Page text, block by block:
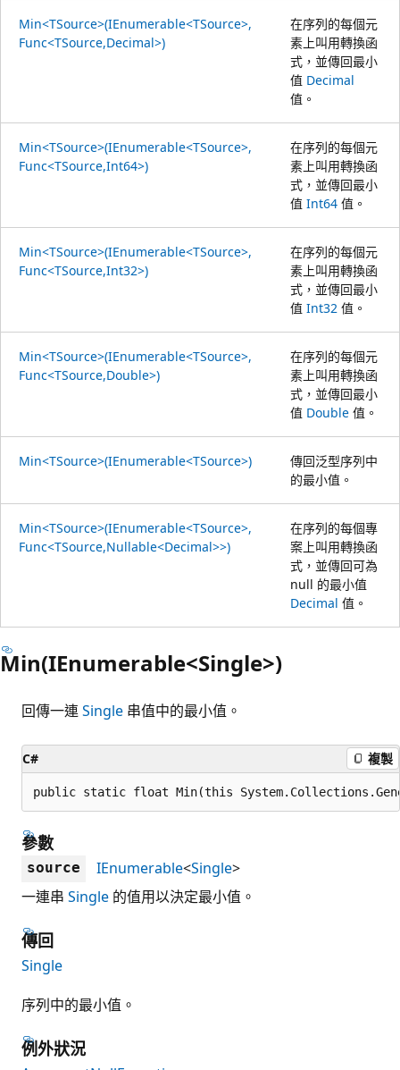
Min<TSource>(IEnumerable<TSource>,
Func<TSource,Decimal>)
在序列的每個元
素上叫用轉換函
式，並傳回最小
值 Decimal
值。
Min<TSource>(IEnumerable<TSource>,
Func<TSource,Int64>)
在序列的每個元
素上叫用轉換函
式，並傳回最小
值 Int64 值。
Min<TSource>(IEnumerable<TSource>,
Func<TSource,Int32>)
在序列的每個元
素上叫用轉換函
式，並傳回最小
值 Int32 值。
Min<TSource>(IEnumerable<TSource>,
Func<TSource,Double>)
在序列的每個元
素上叫用轉換函
式，並傳回最小
值 Double 值。
Min<TSource>(IEnumerable<TSource>)
傳回泛型序列中
的最小值。
Min<TSource>(IEnumerable<TSource>,
Func<TSource,Nullable<Decimal>>)
在序列的每個專
案上叫用轉換函
式，並傳回可為
null 的最小值
Decimal 值。
Min(IEnumerable<Single>)
回傳一連Single 串值中的最小值。
C# 複製
public static float Min(this
參數
source IEnumerable<Single>
一連串 Single 的值用以決定最小值。
傳回
Single
序列中的最小值。
例外狀況